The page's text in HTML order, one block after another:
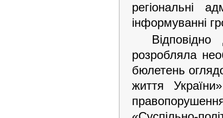
регіональні
інформуванні
розробляла
бюлетень
життя